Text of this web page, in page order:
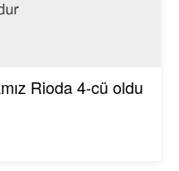
Rioda 4-cü oldu